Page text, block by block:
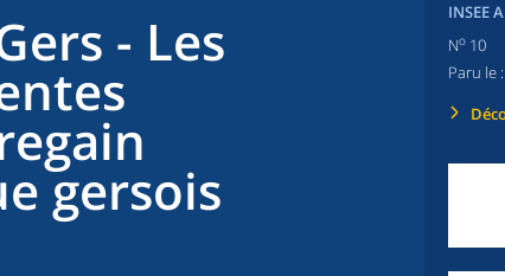
- Les
gersois
INSEE
No 10
Paru le